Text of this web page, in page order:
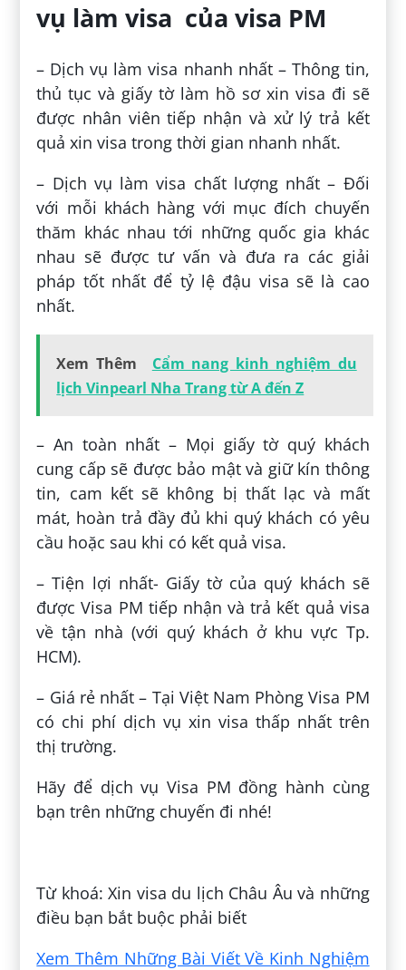
vụ làm visa của visa PM
– Dịch vụ làm visa nhanh nhất – Thông tin,
thủ tục và giấy tờ làm hồ sơ xin visa đi sẽ
được nhân viên tiếp nhận và xử lý trả kết
quả xin visa trong thời gian nhanh nhất.
– Dịch vụ làm visa chất lượng nhất – Đối
với mỗi khách hàng với mục đích chuyến
thăm khác nhau tới những quốc gia khác
nhau sẽ được tư vấn và đưa ra các giải
pháp tốt nhất để tỷ lệ đậu visa sẽ là cao
nhất.
Xem Thêm
Cẩm nang kinh nghiệm du
lịch Vinpearl Nha Trang từ A đến Z
– An toàn nhất – Mọi giấy tờ quý khách
cung cấp sẽ được bảo mật và giữ kín thông
tin, cam kết sẽ không bị thất lạc và mất
mát, hoàn trả đầy đủ khi quý khách có yêu
cầu hoặc sau khi có kết quả visa.
– Tiện lợi nhất- Giấy tờ của quý khách sẽ
được Visa PM tiếp nhận và trả kết quả visa
về tận nhà (với quý khách ở khu vực Tp.
HCM).
– Giá rẻ nhất – Tại Việt Nam Phòng Visa PM
có chi phí dịch vụ xin visa thấp nhất trên
thị trường.
Hãy để dịch vụ Visa PM đồng hành cùng
bạn trên những chuyến đi nhé!
Từ khoá: Xin visa du lịch Châu Âu và những
điều bạn bắt buộc phải biết
Xem Thêm Những Bài Viết Về Kinh Nghiệm